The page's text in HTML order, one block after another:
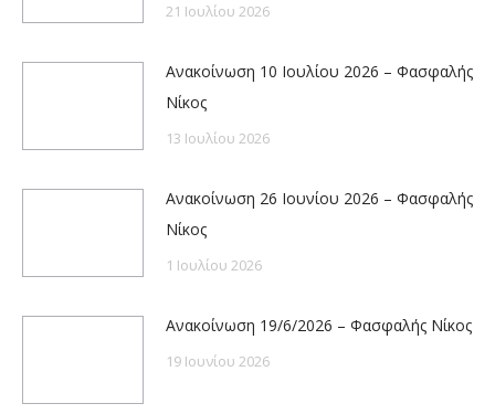
21 Ιουλίου 2026
Ανακοίνωση 10 Ιουλίου 2026 – Φασφαλής
Νίκος
13 Ιουλίου 2026
Ανακοίνωση 26 Ιουνίου 2026 – Φασφαλής
Νίκος
1 Ιουλίου 2026
Ανακοίνωση 19/6/2026 – Φασφαλής Νίκος
19 Ιουνίου 2026